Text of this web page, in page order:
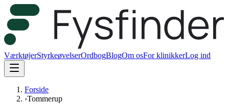
VærktøjerStyrkeøvelserOrdbogBlogOm osFor klinikkerLog ind
Forside
›Tommerup